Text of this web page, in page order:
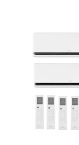
hviezdičiek.